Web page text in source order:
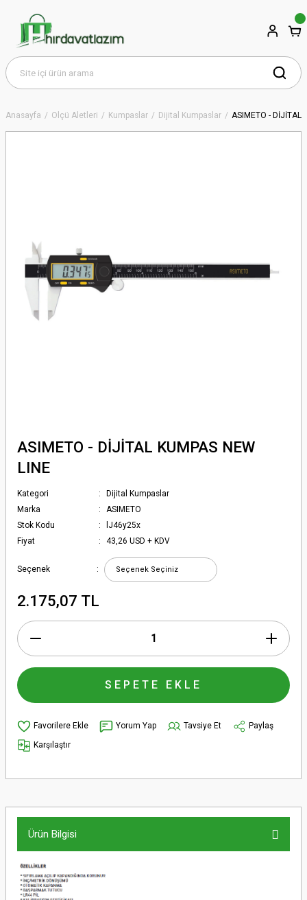
Anasayfa Ölçü Aletleri Kumpaslar Dijital Kumpaslar ASIMETO - DİJİTAL
ASIMETO - DİJİTAL KUMPAS NEW
LINE
Kategori
Dijital Kumpaslar
Marka
ASIMETO
Stok Kodu
lJ46y25x
Fiyat
43,26 USD + KDV
Seçenek
2.175,07 TL
SEPETE EKLE
Yorum Yap Tavsiye Et
Paylaş
Karşılaştır
Ürün Bilgisi